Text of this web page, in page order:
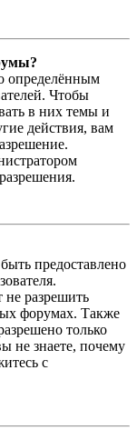
определённым
Чтобы
в них темы и
действия, вам
предоставлено
разрешить
форумах. Также
только
не знаете, почему
с